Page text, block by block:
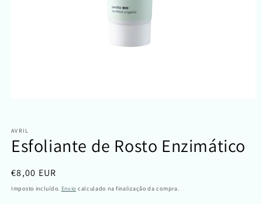
1
modal
AVRIL
Esfoliante de Rosto Enzimático
Preço
normal
€8,00 EUR
Imposto incluído. Envio calculado na finalização da compra.